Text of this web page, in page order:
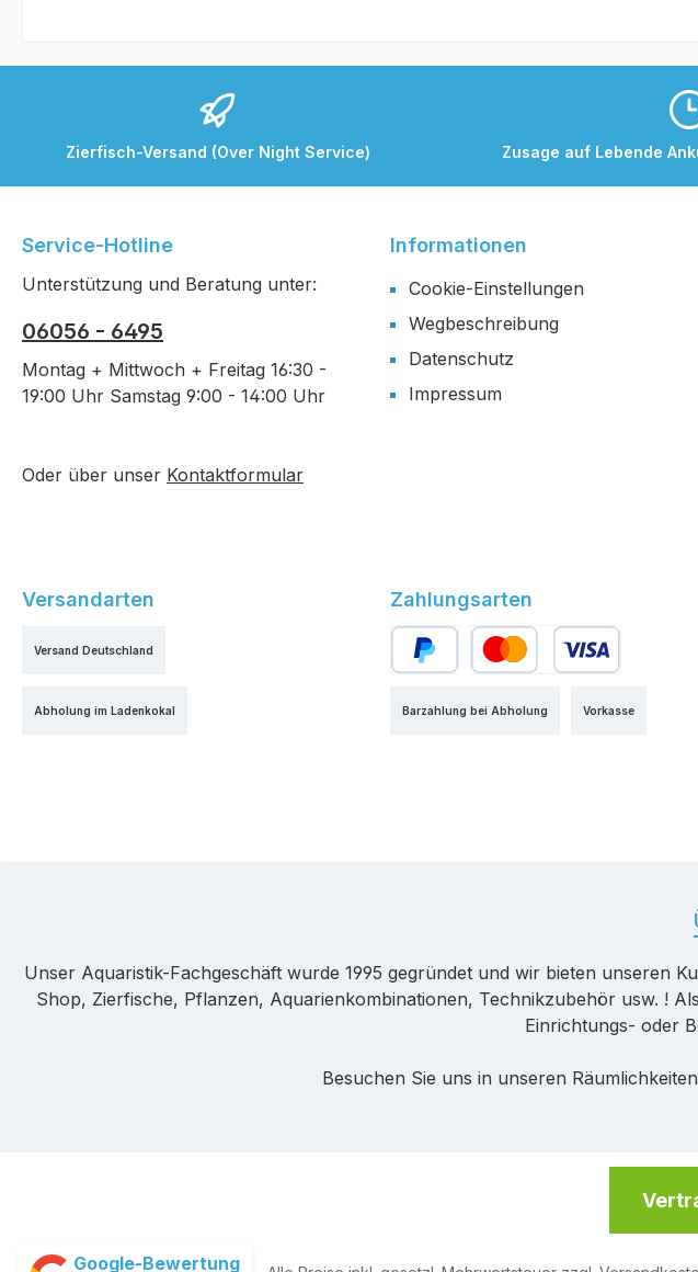
Zierfisch-Versand (Over Night Service) Zusage auf Lebende
Service-Hotline
Unterstützung und Beratung unter:
06056 - 6495
Montag + Mittwoch + Freitag 16:30 -
19:00 Uhr Samstag 9:00 - 14:00 Uhr
Oder über unser Kontaktformular
Informationen
Cookie-Einstellungen
Wegbeschreibung
Datenschutz
Impressum
Versandarten
Versand Deutschland
Abholung im Ladenkokal
Zahlungsarten
Vorkasse
Barzahlung bei Abholung
Unser Aquaristik-Fachgeschäft wurde 1995 gegründet und wir bieten unseren
Shop, Zierfische, Pflanzen, Aquarienkombinationen, Technikzubehör usw. !
Einrichtungs- oder
Besuchen Sie uns in unseren
Google-Bewertung